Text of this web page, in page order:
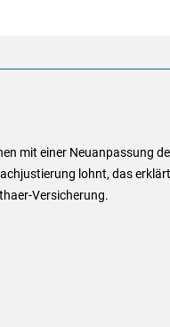
mit einer Neuanpassung
lohnt, das erklärt
Versicherung.